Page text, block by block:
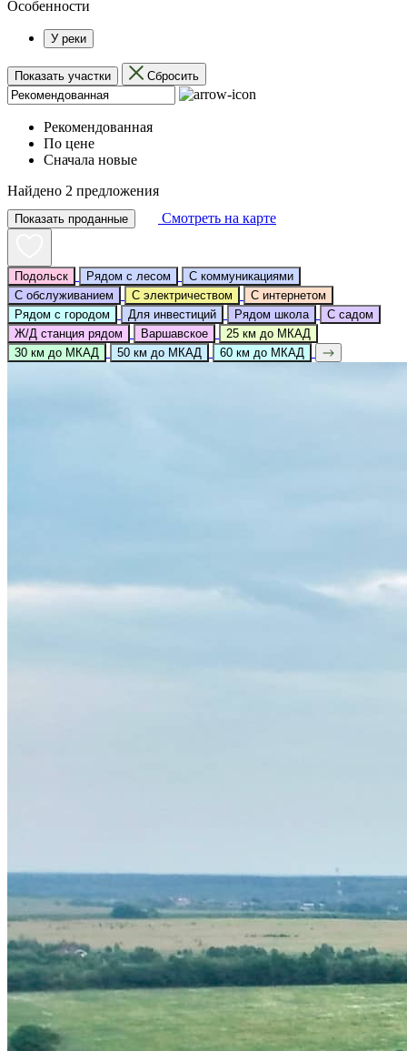
Особенности
У реки
Показать участки Сбросить
Рекомендованная
По цене
Сначала новые
Найдено 2 предложения
Показать проданные Смотреть на карте
Подольск Рядом с лесом
С коммуникациями
С обслуживанием
С электричеством
С интернетом
Рядом с городом
Для инвестиций Рядом школа
С садом
Ж/Д станция рядом
Варшавское
25 км до МКАД
30 км до МКАД
50 км до МКАД 60 км до МКАД